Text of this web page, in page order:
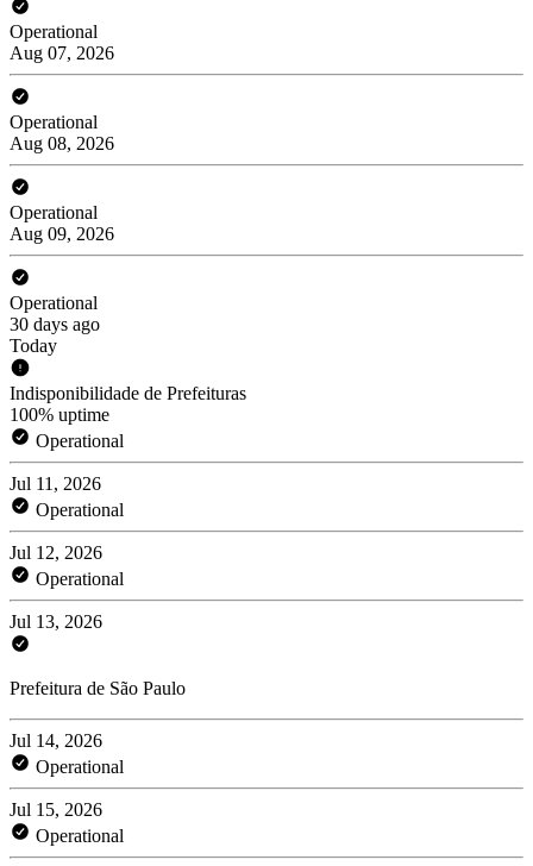
Operational
Aug 07, 2026
Operational
Aug 08, 2026
Operational
Aug 09, 2026
Operational
30 days ago
Today
Indisponibilidade de Prefeituras
100% uptime
Operational
Jul 11, 2026
Operational
Jul 12, 2026
Operational
Jul 13, 2026
Prefeitura de São Paulo
Jul 14, 2026
Operational
Jul 15, 2026
Operational